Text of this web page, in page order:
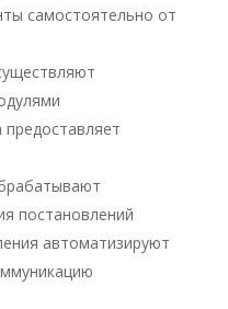
самостоятельно от
постановлений
автоматизируют